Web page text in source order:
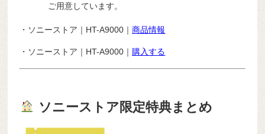
ご用意しています。
・ソニーストア｜HT-A9000｜商品情報
・ソニーストア｜HT-A9000｜購入する
ソニーストア限定特典まとめ